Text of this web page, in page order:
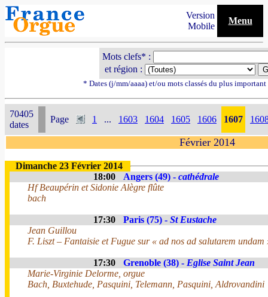
Version
Mobile
Menu
Mots clefs* :
et région :
* Dates (j/mm/aaaa) et/ou mots classés du plus
70405
dates
Page 1 ... 1603 1604 1605 1606 1607
Février 2014
Dimanche 23 Février 2014
18:00
Angers (49) - cathédrale
Hf Beaupérin et Sidonie Alègre flûte
bach
17:30 Paris (75) - St Eustache
Jean Guillou
F. Liszt – Fantaisie et Fugue sur « ad nos ad salutarem undam
17:30 Grenoble (38) - Eglise Saint Jean
Marie-Virginie Delorme, orgue
Bach, Buxtehude, Pasquini, Telemann, Pasquini, Aldrovandini